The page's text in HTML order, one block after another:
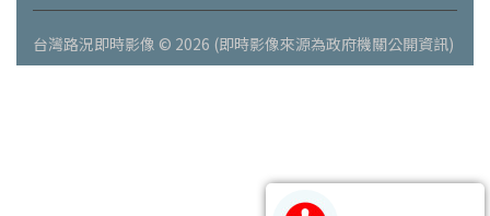
台灣路況即時影像 © 2026 (即時影像來源為政府機關公開資訊)